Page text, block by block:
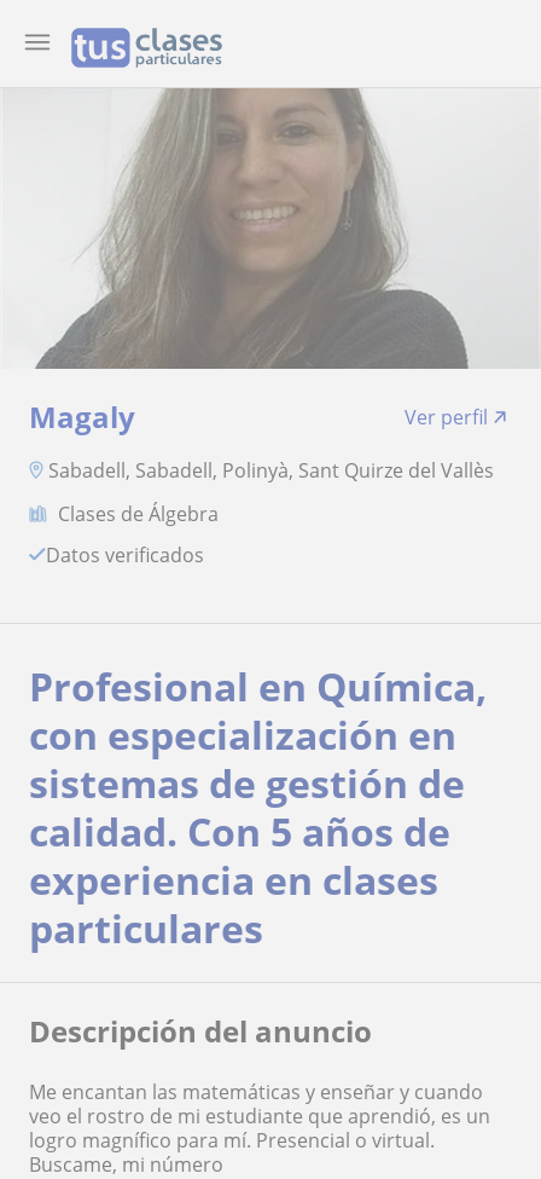
Magaly
Ver perfil
Sabadell, Sabadell, Polinyà, Sant Quirze del Vallès
Clases de Álgebra
Datos verificados
Profesional en Química,
con especialización en
sistemas de gestión de
calidad. Con 5 años de
experiencia en clases
particulares
Descripción del anuncio
Me encantan las matemáticas y enseñar y cuando
veo el rostro de mi estudiante que aprendió, es un
logro magnífico para mí. Presencial o virtual.
Buscame, mi número